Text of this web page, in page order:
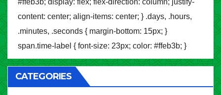
content: center; align-items: center; } .days, .hours,
.minutes, .seconds { margin-bottom: 15px; }
span.time-label { font-size: 23px; color: #ffeb3b; }
CATEGORIES